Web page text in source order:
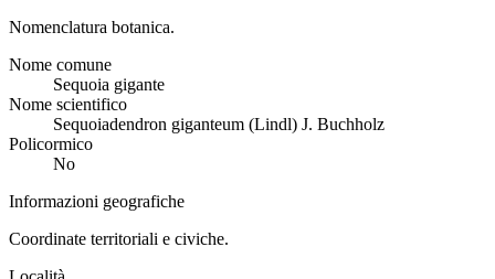
Nomenclatura botanica.
Nome comune
Sequoia gigante
Nome scientifico
Sequoiadendron giganteum (Lindl) J. Buchholz
Policormico
No
Informazioni geografiche
Coordinate territoriali e civiche.